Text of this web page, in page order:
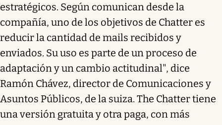
estratégicos. Según comunican desde la
compañía, uno de los objetivos de Chatter es
reducir la cantidad de mails recibidos y
enviados. Su uso es parte de un proceso de
adaptación y un cambio actitudinal", dice
Ramón Chávez, director de Comunicaciones y
Asuntos Públicos, de la suiza. The Chatter tiene
una versión gratuita y otra paga, con más